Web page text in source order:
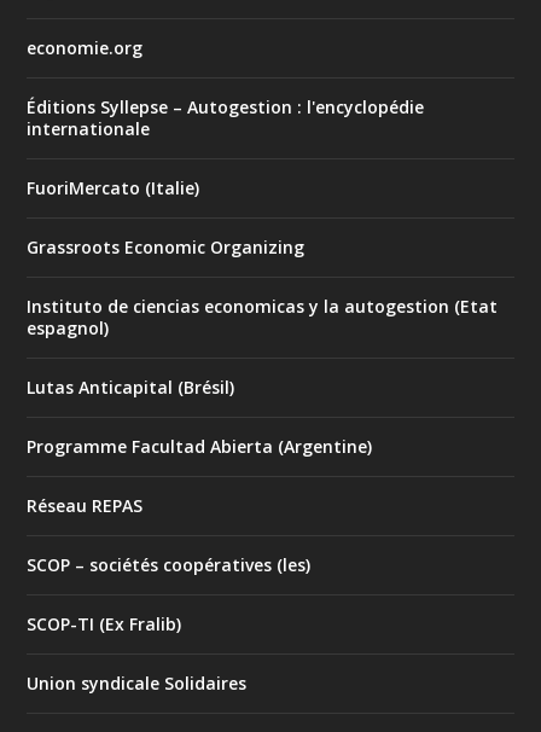
economie.org
Éditions Syllepse – Autogestion : l'encyclopédie
internationale
FuoriMercato (Italie)
Grassroots Economic Organizing
Instituto de ciencias economicas y la autogestion (Etat
espagnol)
Lutas Anticapital (Brésil)
Programme Facultad Abierta (Argentine)
Réseau REPAS
SCOP – sociétés coopératives (les)
SCOP-TI (Ex Fralib)
Union syndicale Solidaires